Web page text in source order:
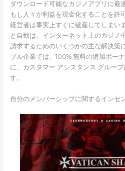
ダウンロード可能なカジノアプリに最
もし人々が利益を現金化することを許
経営者は事実上すぐに破産してしまい
と自動は、インターネット上のカジノ
請求するためのいくつかの主な解決策
ブル企業では、100% 無料の追加ボー
に、カスタマー アシスタンス グルー
す。
自分のメンバーシップに関するインセ